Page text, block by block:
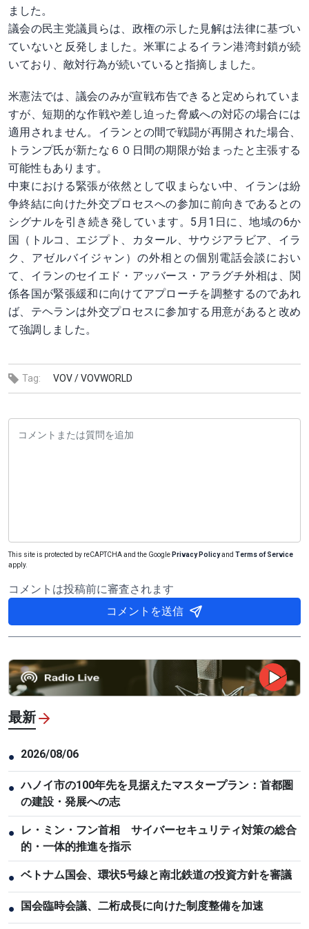
ました。
議会の民主党議員らは、政権の示した見解は法律に基づい
ていないと反発しました。米軍によるイラン港湾封鎖が続
いており、敵⁠対行為が続いていると指摘しました。
米憲法では、議会のみが宣戦⁠布告できると定められていま
すが、短期的な作戦や差し迫った脅威への対応の場合には
適用されません。イランとの間で戦闘が再開された場合、
トランプ氏が新たな６０日間の期限が始まったと主張する
可能性もあります。
中東における緊張が依然として収まらない中、イランは紛
争終結に向けた外交プロセスへの参加に前向きであるとの
シグナルを引き続き発しています。5月1日に、地域の6か
国（トルコ、エジプト、カタール、サウジアラビア、イラ
ク、アゼルバイジャン）の外相との個別電話会談におい
て、イランのセイエド・アッバース・アラグチ外相は、関
係各国が緊張緩和に向けてアプローチを調整するのであれ
ば、テヘランは外交プロセスに参加する用意があると改め
て強調しました。
Tag: VOV /VOVWORLD
This site is protected by reCAPTCHA and the Google Privacy Policyand Terms of Service
apply.
コメントは投稿前に審査されます
コメントを送信
最新
● 2026/08/06
● ハノイ市の100年先を見据えたマスタープラン：首都圏
の建設・発展への志
●
レ・ミン・フン首相 サイバーセキュリティ対策の総合
的・一体的推進を指示
● ベトナム国会、環状5号線と南北鉄道の投資方針を審議
● 国会臨時会議、二桁成長に向けた制度整備を加速